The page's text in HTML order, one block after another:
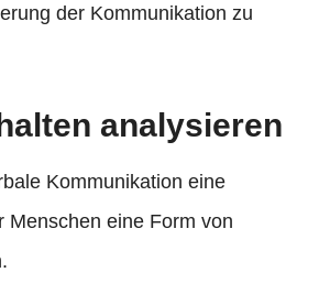
der Kommunikation zu
analysieren
Kommunikation eine
Menschen eine Form von